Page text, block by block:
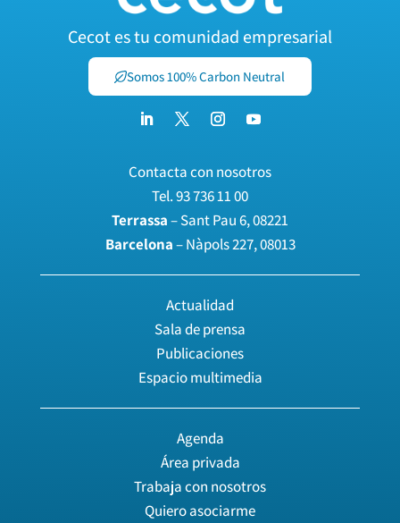
Cecot es tu comunidad empresarial
Somos 100% Carbon Neutral
Contacta con nosotros
Tel.93 736 11 00
Terrassa– Sant Pau 6, 08221
Barcelona– Nàpols 227, 08013
Actualidad
Sala de prensa
Publicaciones
Espacio multimedia
Agenda
Área privada
Trabaja con nosotros
Quiero asociarme